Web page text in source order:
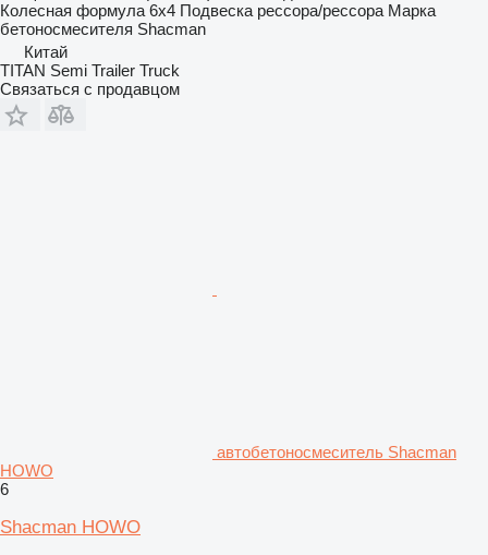
Колесная формула 6x4 Подвеска рессора/рессора Марка
бетоносмесителя Shacman
Китай
TITAN Semi Trailer Truck
Связаться с продавцом
автобетоносмеситель Shacman
HOWO
6
Shacman HOWO